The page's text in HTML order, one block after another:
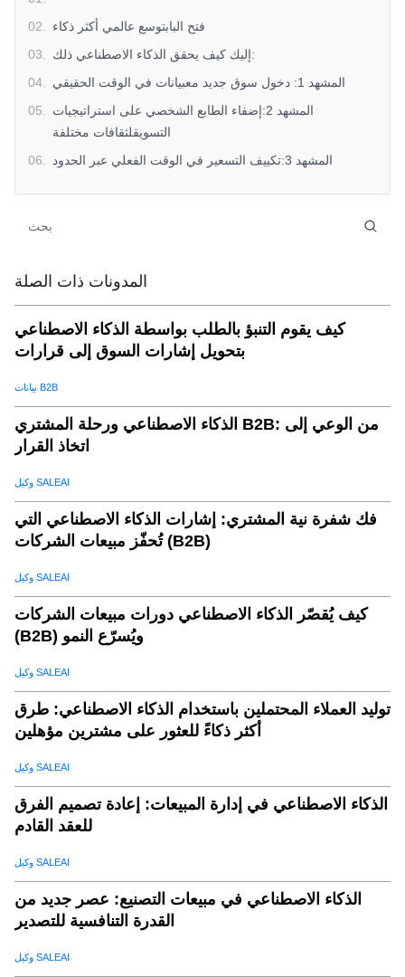
02
فتح البابتوسع عالمي أكثر ذكاء
03
إليك كيف يحقق الذكاء الاصطناعي ذلك:
04
المشهد 1: دخول سوق جديد معبيانات في الوقت الحقيقي
05
المشهد 2:إضفاء الطابع الشخصي على استراتيجيات
التسويقلثقافات مختلفة
06
المشهد 3:تكييف التسعير في الوقت الفعلي عبر الحدود
09. لماذا تختارتخفيضات جي بي تيلتوسعك عبر الحدود؟
المدونات ذات الصلة
كيف يقوم التنبؤ بالطلب بواسطة الذكاء الاصطناعي
بتحويل إشارات السوق إلى قرارات
بيانات B2B
الذكاء الاصطناعي ورحلة المشتري B2B: من الوعي إلى
اتخاذ القرار
وكيل SALEAI
فك شفرة نية المشتري: إشارات الذكاء الاصطناعي التي
تُحفّز مبيعات الشركات (B2B)
وكيل SALEAI
كيف يُقصّر الذكاء الاصطناعي دورات مبيعات الشركات
(B2B) ويُسرّع النمو
وكيل SALEAI
توليد العملاء المحتملين باستخدام الذكاء الاصطناعي: طرق
أكثر ذكاءً للعثور على مشترين مؤهلين
وكيل SALEAI
الذكاء الاصطناعي في إدارة المبيعات: إعادة تصميم الفرق
للعقد القادم
وكيل SALEAI
الذكاء الاصطناعي في مبيعات التصنيع: عصر جديد من
القدرة التنافسية للتصدير
وكيل SALEAI